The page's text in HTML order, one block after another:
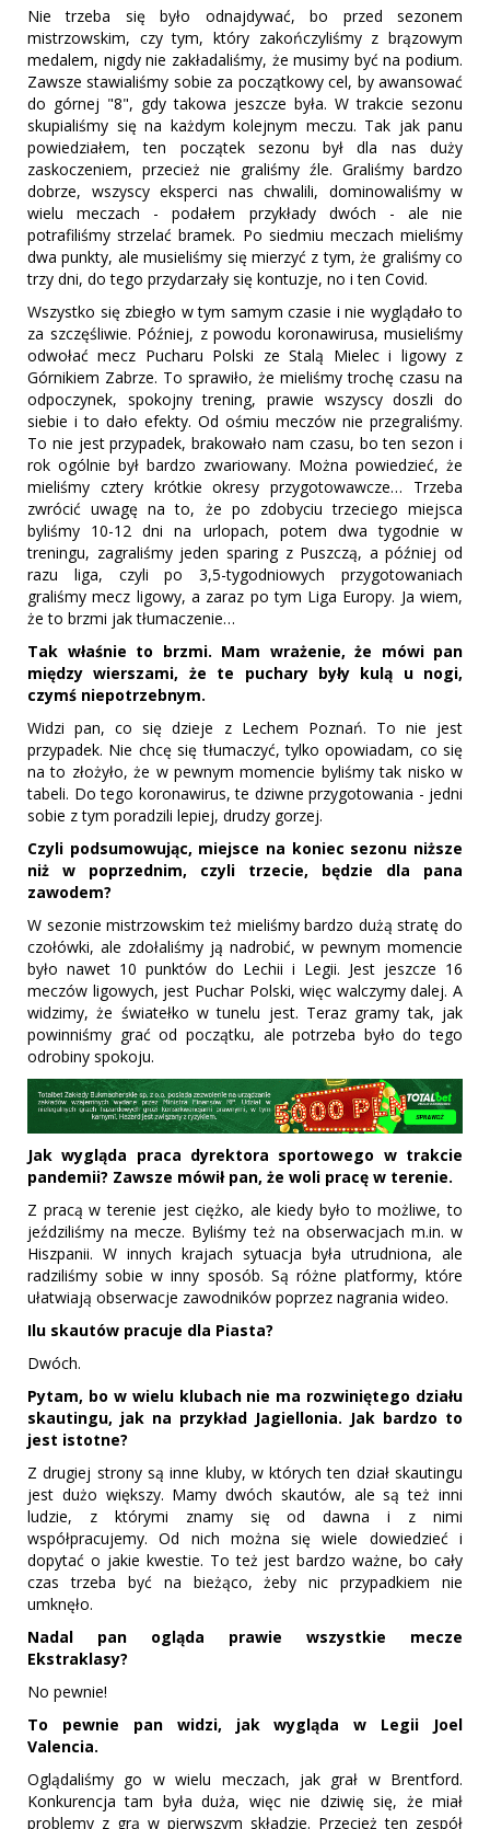
Nie trzeba się było odnajdywać, bo przed sezonem
mistrzowskim, czy tym, który zakończyliśmy z brązowym
medalem, nigdy nie zakładaliśmy, że musimy być na podium.
Zawsze stawialiśmy sobie za początkowy cel, by awansować
do górnej "8", gdy takowa jeszcze była. W trakcie sezonu
skupialiśmy się na każdym kolejnym meczu. Tak jak panu
powiedziałem, ten początek sezonu był dla nas duży
zaskoczeniem, przecież nie graliśmy źle. Graliśmy bardzo
dobrze, wszyscy eksperci nas chwalili, dominowaliśmy w
wielu meczach - podałem przykłady dwóch - ale nie
potrafiliśmy strzelać bramek. Po siedmiu meczach mieliśmy
dwa punkty, ale musieliśmy się mierzyć z tym, że graliśmy co
trzy dni, do tego przydarzały się kontuzje, no i ten Covid.
Wszystko się zbiegło w tym samym czasie i nie wyglądało to
za szczęśliwie. Później, z powodu koronawirusa, musieliśmy
odwołać mecz Pucharu Polski ze Stalą Mielec i ligowy z
Górnikiem Zabrze. To sprawiło, że mieliśmy trochę czasu na
odpoczynek, spokojny trening, prawie wszyscy doszli do
siebie i to dało efekty. Od ośmiu meczów nie przegraliśmy.
To nie jest przypadek, brakowało nam czasu, bo ten sezon i
rok ogólnie był bardzo zwariowany. Można powiedzieć, że
mieliśmy cztery krótkie okresy przygotowawcze… Trzeba
zwrócić uwagę na to, że po zdobyciu trzeciego miejsca
byliśmy 10-12 dni na urlopach, potem dwa tygodnie w
treningu, zagraliśmy jeden sparing z Puszczą, a później od
razu liga, czyli po 3,5-tygodniowych przygotowaniach
graliśmy mecz ligowy, a zaraz po tym Liga Europy. Ja wiem,
że to brzmi jak tłumaczenie…
Tak właśnie to brzmi. Mam wrażenie, że mówi pan
między wierszami, że te puchary były kulą u nogi,
czymś niepotrzebnym.
Widzi pan, co się dzieje z Lechem Poznań. To nie jest
przypadek. Nie chcę się tłumaczyć, tylko opowiadam, co się
na to złożyło, że w pewnym momencie byliśmy tak nisko w
tabeli. Do tego koronawirus, te dziwne przygotowania - jedni
sobie z tym poradzili lepiej, drudzy gorzej.
Czyli podsumowując, miejsce na koniec sezonu niższe
niż w poprzednim, czyli trzecie, będzie dla pana
zawodem?
W sezonie mistrzowskim też mieliśmy bardzo dużą stratę do
czołówki, ale zdołaliśmy ją nadrobić, w pewnym momencie
było nawet 10 punktów do Lechii i Legii. Jest jeszcze 16
meczów ligowych, jest Puchar Polski, więc walczymy dalej. A
widzimy, że światełko w tunelu jest. Teraz gramy tak, jak
powinniśmy grać od początku, ale potrzeba było do tego
odrobiny spokoju.
Jak wygląda praca dyrektora sportowego w trakcie
pandemii? Zawsze mówił pan, że woli pracę w terenie.
Z pracą w terenie jest ciężko, ale kiedy było to możliwe, to
jeździliśmy na mecze. Byliśmy też na obserwacjach m.in. w
Hiszpanii. W innych krajach sytuacja była utrudniona, ale
radziliśmy sobie w inny sposób. Są różne platformy, które
ułatwiają obserwacje zawodników poprzez nagrania wideo.
Ilu skautów pracuje dla Piasta?
Dwóch.
Pytam, bo w wielu klubach nie ma rozwiniętego działu
skautingu, jak na przykład Jagiellonia. Jak bardzo to
jest istotne?
Z drugiej strony są inne kluby, w których ten dział skautingu
jest dużo większy. Mamy dwóch skautów, ale są też inni
ludzie, z którymi znamy się od dawna i z nimi
współpracujemy. Od nich można się wiele dowiedzieć i
dopytać o jakie kwestie. To też jest bardzo ważne, bo cały
czas trzeba być na bieżąco, żeby nic przypadkiem nie
umknęło.
Nadal pan ogląda prawie wszystkie mecze
Ekstraklasy?
No pewnie!
To pewnie pan widzi, jak wygląda w Legii Joel
Valencia.
Oglądaliśmy go w wielu meczach, jak grał w Brentford.
Konkurencja tam była duża, więc nie dziwię się, że miał
problemy z grą w pierwszym składzie. Przecież ten zespół